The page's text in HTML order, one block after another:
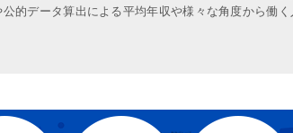
的データ算出による平均年収や様々な角度から働